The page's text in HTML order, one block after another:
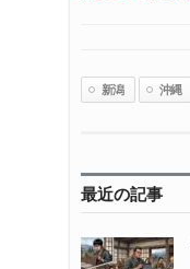
新潟 沖縄
最近の記事